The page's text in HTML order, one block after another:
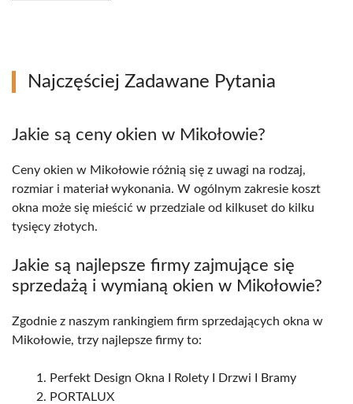
Najczęściej Zadawane Pytania
Jakie są ceny okien w Mikołowie?
Ceny okien w Mikołowie różnią się z uwagi na rodzaj,
rozmiar i materiał wykonania. W ogólnym zakresie koszt
okna może się mieścić w przedziale od kilkuset do kilku
tysięcy złotych.
Jakie są najlepsze firmy zajmujące się
sprzedażą i wymianą okien w Mikołowie?
Zgodnie z naszym rankingiem firm sprzedających okna w
Mikołowie, trzy najlepsze firmy to:
Perfekt Design Okna I Rolety I Drzwi I Bramy
PORTALUX